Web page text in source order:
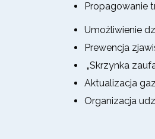
Propagowanie
Umożliwienie
Prewencja
„Skrzynka
Aktualizacja
Organizacja